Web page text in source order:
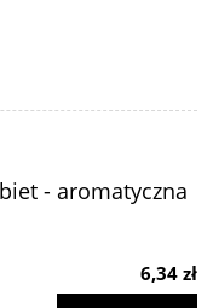
- aromatyczna
6,34 zł